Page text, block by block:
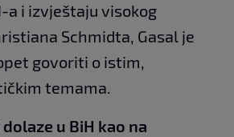
a i izvještaju visokog
Schmidta, Gasal je
govoriti o istim,
temama.
u BiH kao na